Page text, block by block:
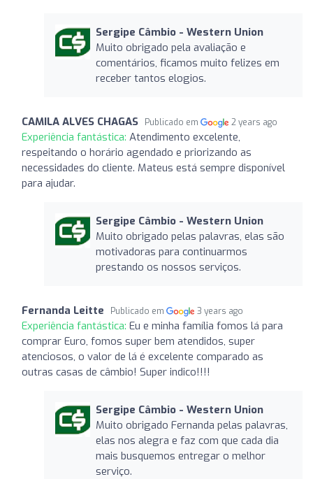
Sergipe Câmbio - Western Union
Muito obrigado pela avaliação e
comentários, ficamos muito felizes em
receber tantos elogios.
CAMILA ALVES CHAGAS Publicado em 2 years ago
Experiência fantástica: Atendimento excelente,
respeitando o horário agendado e priorizando as
necessidades do cliente. Mateus está sempre disponível
para ajudar.
Sergipe Câmbio - Western Union
Muito obrigado pelas palavras, elas são
motivadoras para continuarmos
prestando os nossos serviços.
Fernanda Leitte Publicado em 3 years ago
Experiência fantástica: Eu e minha família fomos lá para
comprar Euro, fomos super bem atendidos, super
atenciosos, o valor de lá é excelente comparado as
outras casas de câmbio! Super indico!!!!
Sergipe Câmbio - Western Union
Muito obrigado Fernanda pelas palavras,
elas nos alegra e faz com que cada dia
mais busquemos entregar o melhor
serviço.